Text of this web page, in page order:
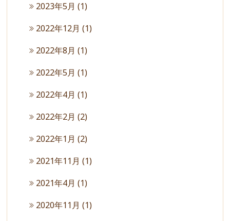
2023年5月 (1)
2022年12月 (1)
2022年8月 (1)
2022年5月 (1)
2022年4月 (1)
2022年2月 (2)
2022年1月 (2)
2021年11月 (1)
2021年4月 (1)
2020年11月 (1)